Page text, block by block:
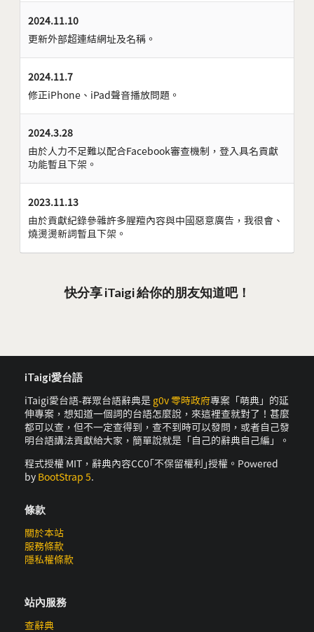
2024.11.10
更新外部超連結網址及名稱。
2024.11.7
修正iPhone、iPad聲音播放問題。
2024.3.28
由於人力不足難以配合Facebook審查機制，登入具名貢獻
功能暫且下架。
2023.11.13
由於貢獻紀錄參雜許多腥羶內容與中國惡意廣告，我很會、
燒燙燙新詞暫且下架。
快分享 iTaigi 給你的朋友知道吧！
iTaigi愛台語
iTaigi愛台語-群眾台語辭典是 g0v 零時政府專案「萌典」的延
伸專案，想知道一個詞的台語怎麼說，來這裡查就對了！甚麼
都可以查，但不一定查得到，查不到時可以發問，或者自己發
明台語講法貢獻給大家，簡單說就是「自己的辭典自己編」。
程式授權 MIT，辭典內容CC0｢不保留權利｣授權。Powered
by BootStrap 5.
條款
關於本站
服務條款
隱私權條款
站內服務
查辭典